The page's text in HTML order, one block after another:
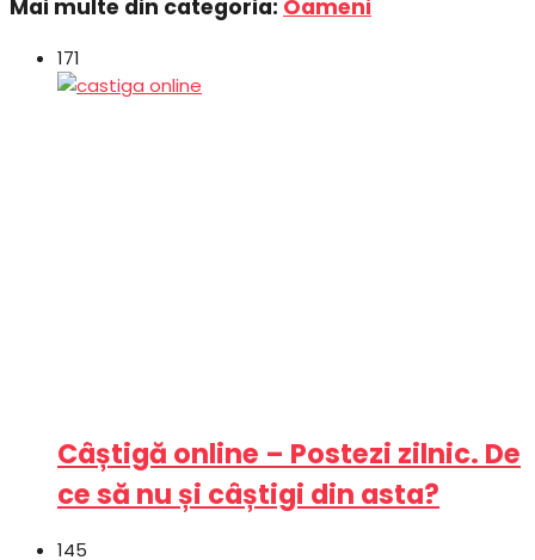
Mai multe din categoria: Oameni
171
Câștigă online – Postezi zilnic. De
ce să nu și câștigi din asta?
145